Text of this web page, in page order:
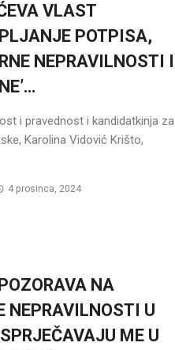
VLAST
POTPISA,
NEPRAVILNOSTI I
i pravednost i kandidatkinja za
Karolina Vidović Krišto,
4 prosinca, 2024
NA
NEPRAVILNOSTI U
ME U